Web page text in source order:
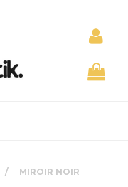
MIROIR NOIR